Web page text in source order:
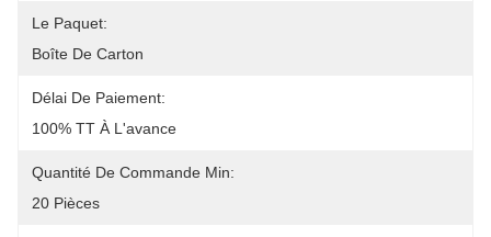
Le Paquet:
Boîte De Carton
Délai De Paiement:
100% TT À L'avance
Quantité De Commande Min:
20 Pièces